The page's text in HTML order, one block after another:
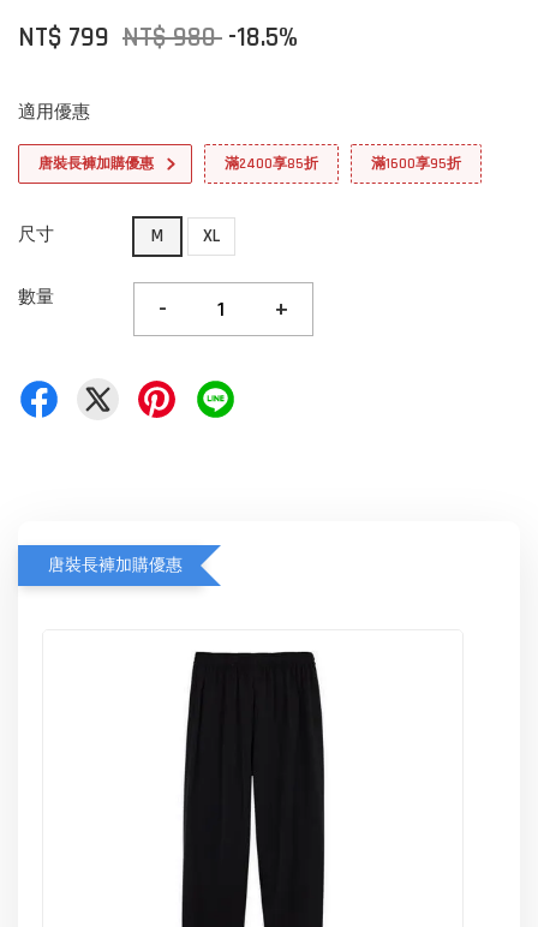
NT$ 799 NT$ 980 -18.5%
適用優惠
唐裝長褲加購優惠 滿2400享85折 滿1600享95折
尺寸 M XL
數量 - +
唐裝長褲加購優惠